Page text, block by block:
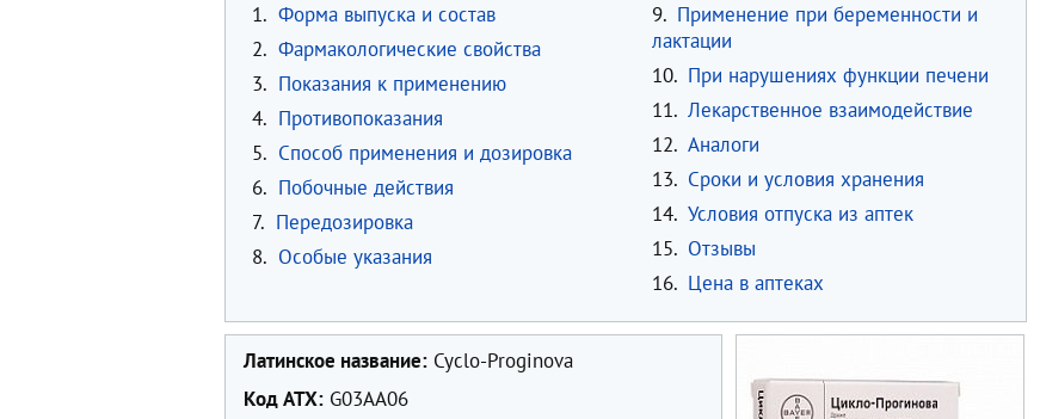
1. Форма выпуска и состав
2. Фармакологические свойства
3. Показания к применению
4. Противопоказания
5. Способ применения и дозировка
6. Побочные действия
7. Передозировка
8. Особые указания
9. Применение при беременности и
лактации
10. При нарушениях функции печени
11. Лекарственное взаимодействие
12. Аналоги
13. Сроки и условия хранения
14. Условия отпуска из аптек
15. Отзывы
16. Цена в аптеках
Латинское название: Cyclo-Proginova
Код ATX: G03AA06